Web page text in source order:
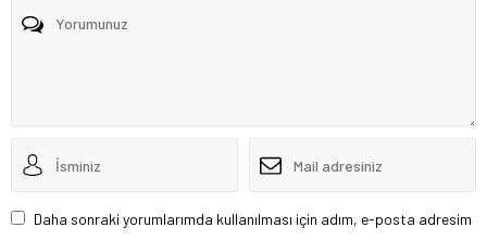
Daha sonraki yorumlarımda kullanılması için adım, e-posta adresim